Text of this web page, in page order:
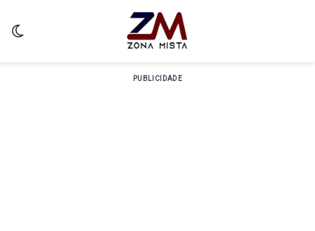
PUBLICIDADE